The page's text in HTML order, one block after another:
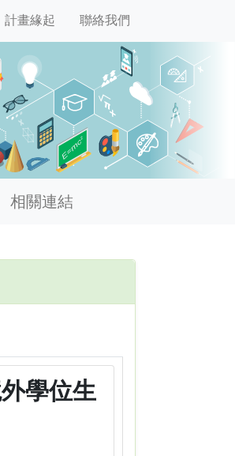
計畫緣起 聯絡我們
相關連結
學位生